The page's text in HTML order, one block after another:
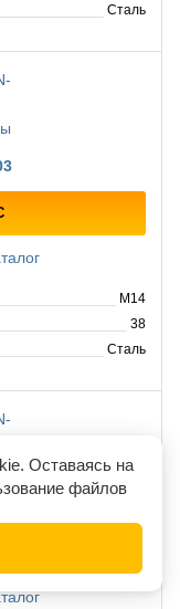
Сталь
М14
38
Сталь
Оставаясь на
файлов